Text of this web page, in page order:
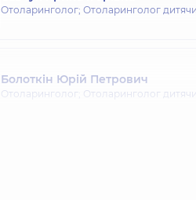
Отоларинголог; Отоларинголог
Болоткін Юрій Петрович
Отоларинголог; Отоларинголог